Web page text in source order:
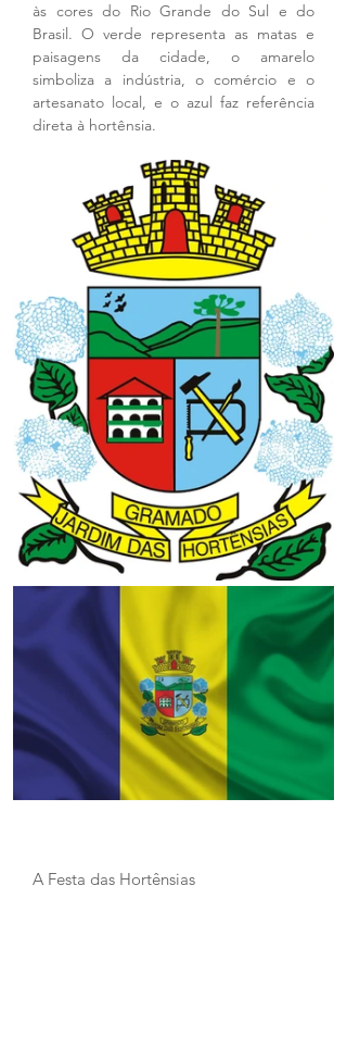
às cores do Rio Grande do Sul e do
Brasil. O verde representa as matas e
paisagens da cidade, o amarelo
simboliza a indústria, o comércio e o
artesanato local, e o azul faz referência
direta à hortênsia.
A Festa das Hortênsias